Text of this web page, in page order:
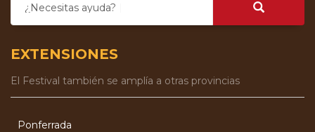
¿Necesitas ayuda?
EXTENSIONES
El Festival también se amplía a otras provincias
Ponferrada